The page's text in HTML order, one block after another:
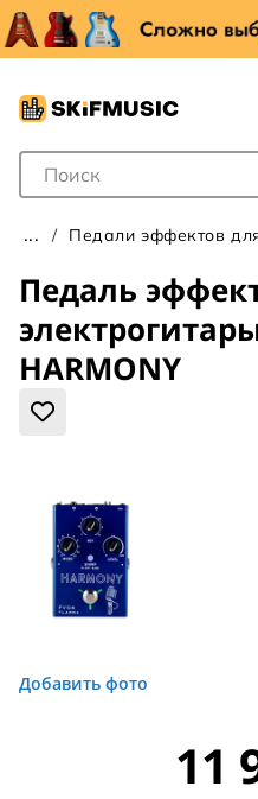
Поле для Поиска
Педали эффектов
Педаль
HARMONY
Добавить фото
11